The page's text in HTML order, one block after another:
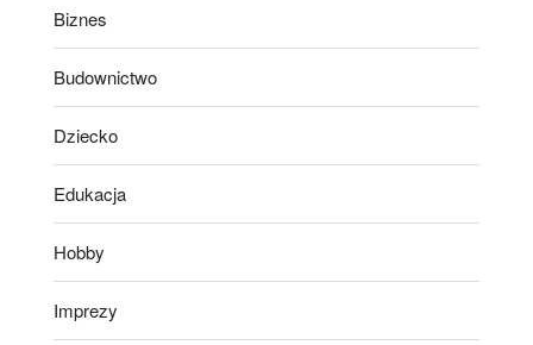
Biznes
Budownictwo
Dziecko
Edukacja
Hobby
Imprezy